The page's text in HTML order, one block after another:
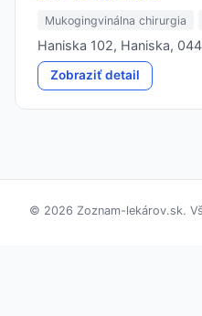
Mukogingvinálna chirurgia
Haniska 102, Haniska,
Zobraziť detail
© 2026 Zoznam-lekárov.sk.